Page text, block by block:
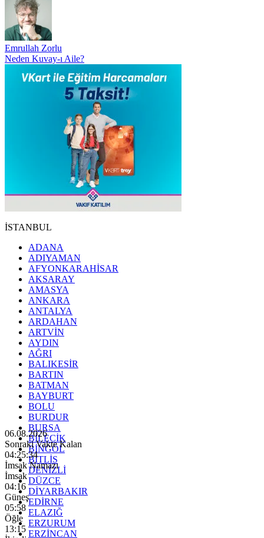
Emrullah Zorlu
Neden Kuvay-ı Aile?
İSTANBUL
ADANA
ADIYAMAN
AFYONKARAHİSAR
AKSARAY
AMASYA
ANKARA
ANTALYA
ARDAHAN
ARTVİN
AYDIN
AĞRI
BALIKESİR
BARTIN
BATMAN
BAYBURT
BOLU
BURDUR
BURSA
BİLECİK
BİNGÖL
BİTLİS
DENİZLİ
DÜZCE
DİYARBAKIR
EDİRNE
ELAZIĞ
ERZURUM
ERZİNCAN
06.08.2026
Sonraki Vakte Kalan
04:25:34
İmsak Namazı
İmsak
04:16
Güneş
05:58
Öğle
13:15